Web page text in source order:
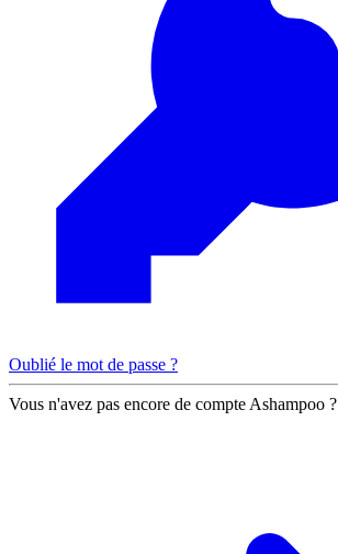
Oublié le mot de passe ?
Vous n'avez pas encore de compte Ashampoo ?